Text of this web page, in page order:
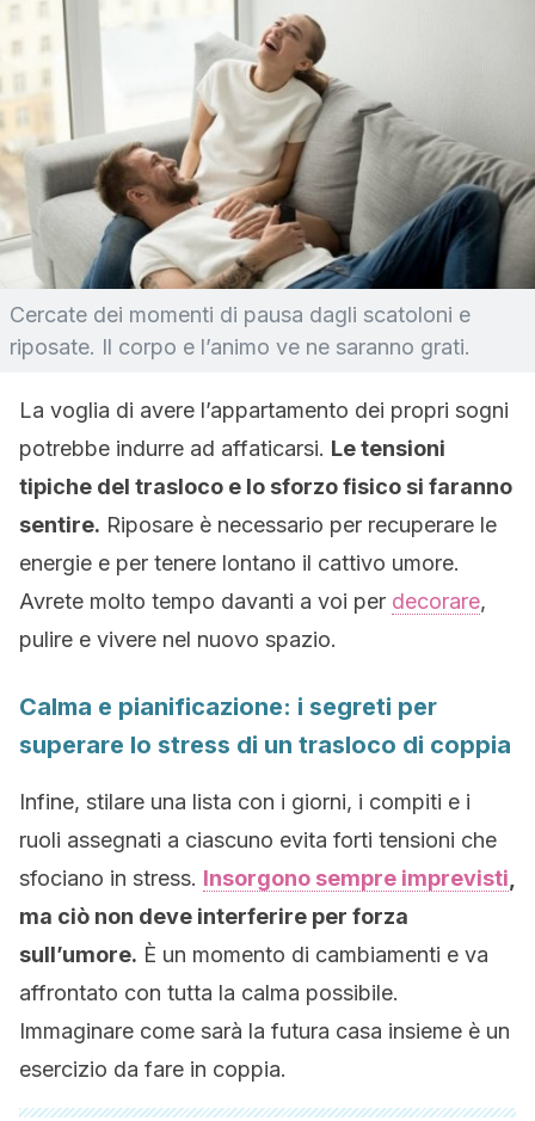
Cercate dei momenti di pausa dagli scatoloni e
riposate. Il corpo e l’animo ve ne saranno grati.
La voglia di avere l’appartamento dei propri sogni
potrebbe indurre ad affaticarsi. Le tensioni
tipiche del trasloco e lo sforzo fisico si faranno
sentire. Riposare è necessario per recuperare le
energie e per tenere lontano il cattivo umore.
Avrete molto tempo davanti a voi per decorare,
pulire e vivere nel nuovo spazio.
Calma e pianificazione: i segreti per
superare lo stress di un trasloco di coppia
Infine, stilare una lista con i giorni, i compiti e i
ruoli assegnati a ciascuno evita forti tensioni che
sfociano in stress. Insorgono sempre imprevisti
ma ciò non deve interferire per forza
sull’umore. È un momento di cambiamenti e va
affrontato con tutta la calma possibile.
Immaginare come sarà la futura casa insieme è un
esercizio da fare in coppia.